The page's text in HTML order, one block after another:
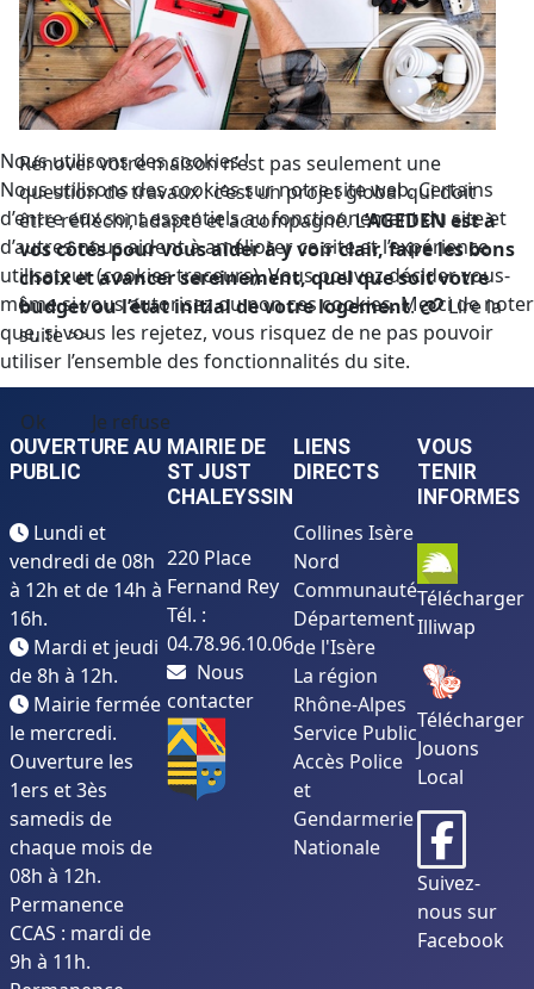
Rénover votre maison n’est pas seulement une
question de travaux : c’est un projet global qui doit
être réfléchi, adapté et accompagné. L’AGEDEN est à
vos côtés pour vous aider à y voir clair, faire les bons
choix et avancer sereinement, quel que soit votre
budget ou l’état initial de votre logement.
Lire la
suite>>
OUVERTURE AU
PUBLIC
Lundi et
vendredi de 08h
à 12h et de 14h à
16h.
Mardi et jeudi
de 8h à 12h.
Mairie fermée
le mercredi.
Ouverture les
1ers et 3ès
samedis de
chaque mois de
08h à 12h.
Permanence
CCAS : mardi de
9h à 11h.
MAIRIE DE
ST JUST
CHALEYSSIN
220 Place
Fernand Rey
Tél. :
04.78.96.10.06
Nous
contacter
LIENS
DIRECTS
Collines Isère
Nord
Communauté
Département
de l'Isère
La région
Rhône-Alpes
Service Public
Accès Police
et
Gendarmerie
Nationale
VOUS
TENIR
INFORMES
Télécharger
Illiwap
Télécharger
Jouons
Local
Suivez-
nous sur
Facebook
Nous utilisons des cookies !
Nous utilisons des cookies sur notre site web. Certains
d’entre eux sont essentiels au fonctionnement du site et
d’autres nous aident à améliorer ce site et l’expérience
utilisateur (cookies traceurs). Vous pouvez décider vous-
même si vous autorisez ou non ces cookies. Merci de noter
que, si vous les rejetez, vous risquez de ne pas pouvoir
utiliser l’ensemble des fonctionnalités du site.
Ok Je refuse